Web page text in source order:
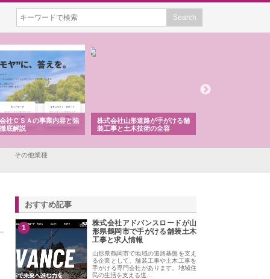
社ＣＳＡの事業内容と強
底解説
株式会社山形道路が手がける舗
装工事と土木技術の全容
その他業種
おすすめ記事
1
株式会社アドバンスロードが山
形県鶴岡市で手がける舗装土木
工事と求人情報
山形県鶴岡市で地域の道路基盤を支え
る企業として、舗装工事や土木工事を
手がける専門会社があります。地域住
民の生活を支える道…